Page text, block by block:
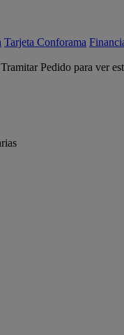
Tarjeta Conforama
Pedido para ver